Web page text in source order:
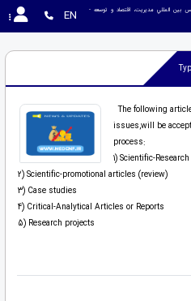
EN
The following
issues,will be
process:
1) Scientific-
2) Scientific-promotional articles (review)
3) Case studies
4) Critical-Analytical Articles or Reports
5) Research projects